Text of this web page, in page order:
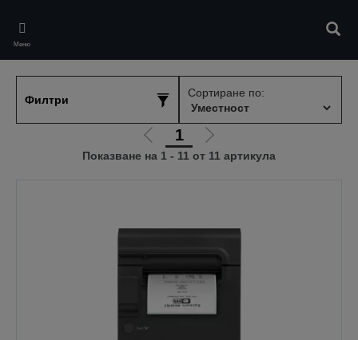
main
content
Меню
Филтри
Сортиране по:
Отиди
на
1
Отиди
на
Показване на 1 - 11 от 11 артикула